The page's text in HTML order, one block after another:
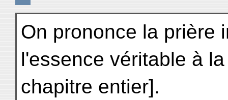
On prononce la prière
l'essence véritable à
chapitre entier].